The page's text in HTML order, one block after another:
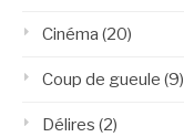
Cinéma (20)
Coup de gueule (9)
Délires (2)